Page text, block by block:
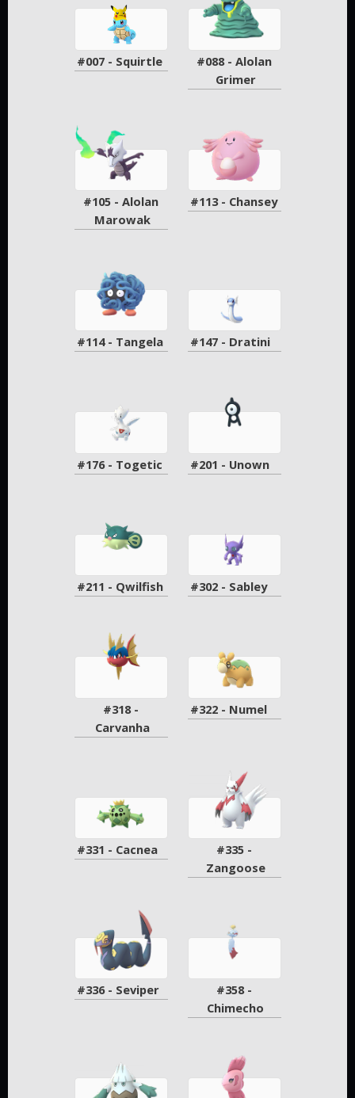
#007 - Squirtle
#088 - Alolan
Grimer
#105 - Alolan
Marowak
#113 - Chansey
#114 - Tangela #147 - Dratini
#176 - Togetic #201 - Unown
#211 - Qwilfish #302 - Sabley
#318 -
Carvanha
#322 - Numel
#331 - Cacnea
#335 -
Zangoose
#336 - Seviper
#358 -
Chimecho